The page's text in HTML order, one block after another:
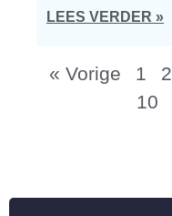
LEES VERDER »
« Vorige 1 2
10